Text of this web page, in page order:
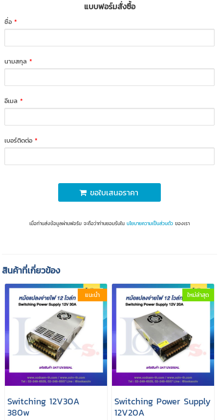
แบบฟอร์มสั่งซื้อ
ชื่อ*
นามสกุล*
อีเมล*
เบอร์ติดต่อ*
ขอใบเสนอราคา
เมื่อท่านส่งข้อมูลผ่านฟอร์ม จะถือว่าท่านยอมรับใน นโยบายความเป็นส่วนตัว ของเรา
สินค้าที่เกี่ยวข้อง
แนะนำ
Switching 12V30A
380w
ใหม่ล่าสุด
Switching Power Supply
12V20A